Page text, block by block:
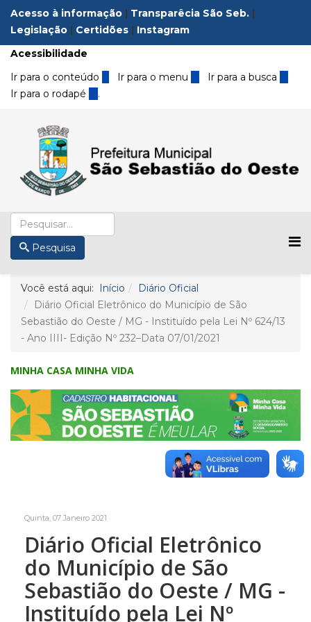
Acesso à informação | Transparêcia São Seb. |
Legislação | Certidões | Instagram
Acessibilidade
Ir para o conteúdo 1 Ir para o menu 2 Ir para a busca3
Ir para o rodapé 4 .
Pesquisa
Você está aqui: Início
Diário Oficial
Diário Oficial Eletrônico do Município de São
Sebastião do Oeste / MG - Instituído pela Lei Nº 624/13
- Ano IIII- Edição Nº 232–Data 07/01/2021
MINHA CASA MINHA VIDA
Quinta, 07 Janeiro 2021
Diário Oficial Eletrônico
do Município de São
Sebastião do Oeste / MG -
Instituído pela Lei Nº